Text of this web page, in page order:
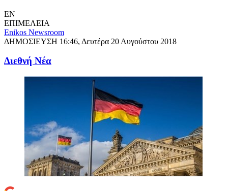
EN
ΕΠΙΜΕΛΕΙΑ
Enikos Newsroom
ΔΗΜΟΣΙΕΥΣΗ 16:46, Δευτέρα 20 Αυγούστου 2018
Διεθνή Νέα